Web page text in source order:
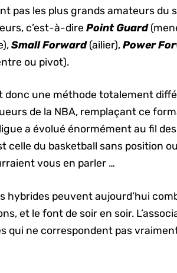
pas les plus grands amateurs du
c’est-à-direPoint Guard
Small Forward(ailier),Power
ou pivot).
donc une méthode totalement
de la NBA, remplaçant ce
a évolué énormément au fil
celle du basketball sans position
vous en parler …
hybrides peuvent aujourd’hui
et le font de soir en soir.
qui ne correspondent pas